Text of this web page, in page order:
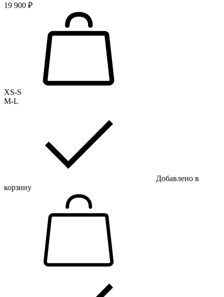
19 900 ₽
XS-S
M-L
Добавлено в
корзину